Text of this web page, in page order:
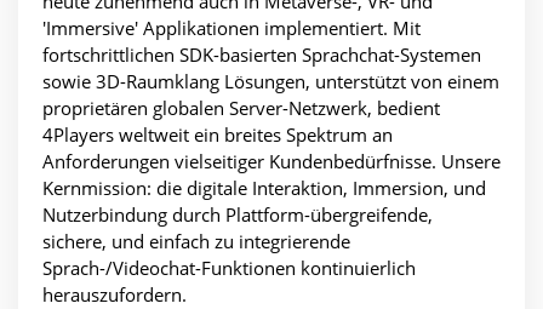
'Immersive' Applikationen implementiert. Mit
fortschrittlichen SDK-basierten Sprachchat-Systemen
sowie 3D-Raumklang Lösungen, unterstützt von einem
proprietären globalen Server-Netzwerk, bedient
4Players weltweit ein breites Spektrum an
Anforderungen vielseitiger Kundenbedürfnisse. Unsere
Kernmission: die digitale Interaktion, Immersion, und
Nutzerbindung durch Plattform-übergreifende,
sichere, und einfach zu integrierende
Sprach-/Videochat-Funktionen kontinuierlich
herauszufordern.